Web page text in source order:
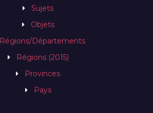
Sujets
Objets
Régions/Départements
Régions (2015)
Provinces
Pays